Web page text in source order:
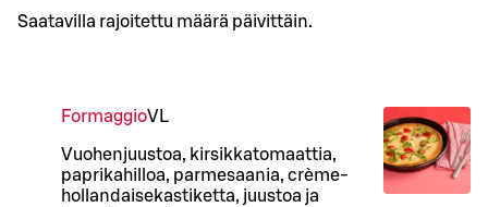
Saatavilla rajoitettu määrä päivittäin.
FormaggioVL
Vuohenjuustoa, kirsikkatomaattia,
paprikahilloa, parmesaania, crème-
hollandaisekastiketta, juustoa ja